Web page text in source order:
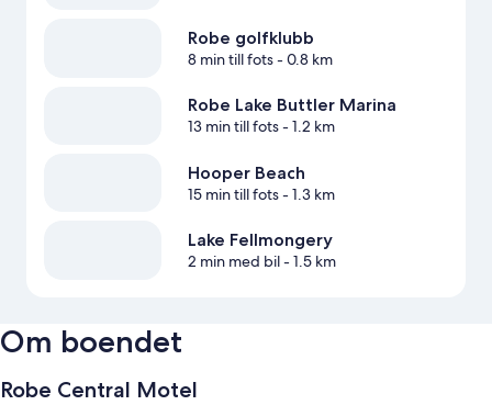
Robe golfklubb
8 min till fots- 0.8 km
Robe Lake Buttler Marina
13 min till fots- 1.2 km
Hooper Beach
15 min till fots- 1.3 km
Lake Fellmongery
2 min med bil- 1.5 km
Om boendet
Robe Central Motel